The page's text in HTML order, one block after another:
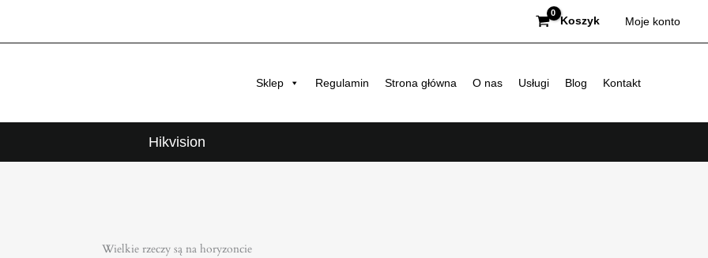
Koszyk Moje konto
Sklep Regulamin Strona główna O nas Usługi Blog Kontakt
Hikvision
Wielkie rzeczy są na horyzoncie